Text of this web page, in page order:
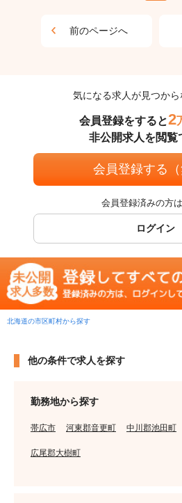
前のページへ
気になる求人が見つから
会員登録をすると2
非公開求人を閲覧
会員登録する（
会員登録済みの方
ログイン
北海道の市区町村から探す
他の条件で求人を探す
勤務地から探す
帯広市 河東郡音更町 中川郡池田町
広尾郡大樹町